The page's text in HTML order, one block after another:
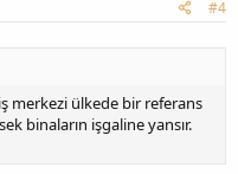
#4
merkezi ülkede bir referans
binaların işgaline yansır.